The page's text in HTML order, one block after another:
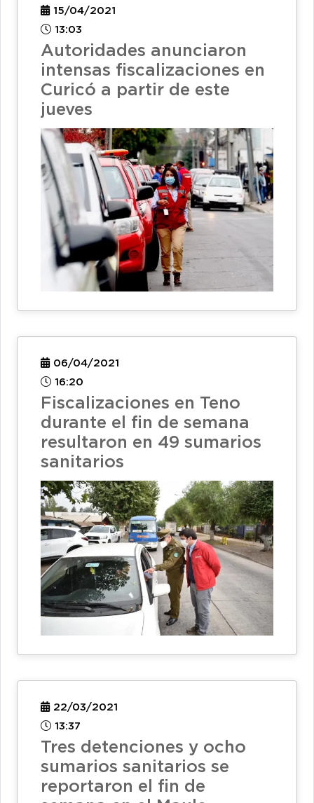
15/04/2021
13:03
Autoridades anunciaron
intensas fiscalizaciones en
Curicó a partir de este
jueves
06/04/2021
16:20
Fiscalizaciones en Teno
durante el fin de semana
resultaron en 49 sumarios
sanitarios
22/03/2021
13:37
Tres detenciones y ocho
sumarios sanitarios se
reportaron el fin de